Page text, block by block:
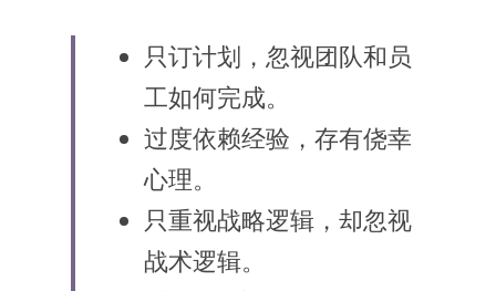
只订计划，忽视团队和员
工如何完成。
过度依赖经验，存有侥幸
心理。
只重视战略逻辑，却忽视
战术逻辑。